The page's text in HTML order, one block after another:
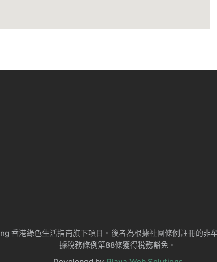
香港綠色生活指南旗下項目。後者為根據社團條例註冊的非
據稅務條例第88條獲得稅務豁免。